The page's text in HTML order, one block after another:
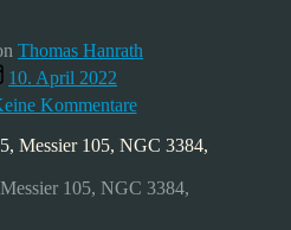
Thomas Hanrath
10. April 2022
Kommentarezu
Galaxiengruppe
M96,
105, NGC 3384,